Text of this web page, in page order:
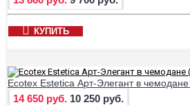
КУПИТЬ
Ecotex Estetica Арт-Элегант в
14 650 руб. 10 250 руб.